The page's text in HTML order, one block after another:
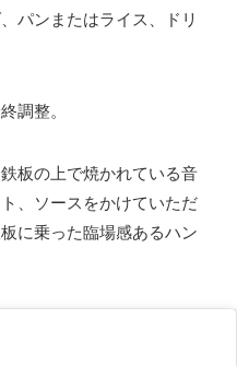
パンまたはライス、ドリ
調整。
板の上で焼かれている音
、ソースをかけていただ
に乗った臨場感あるハン